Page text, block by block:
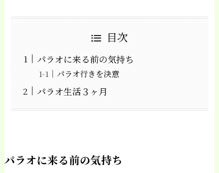
目次
パラオに来る前の気持ち
パラオ行きを決意
パラオ生活３ヶ月
パラオに来る前の気持ち